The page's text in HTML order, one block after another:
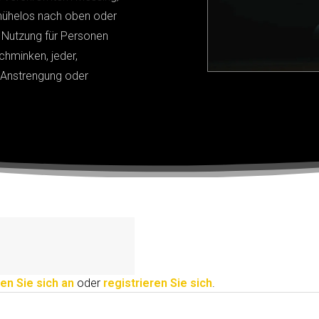
nach oben oder
für Personen
jeder,
oder
Sie sich an oder registrieren Sie sich.